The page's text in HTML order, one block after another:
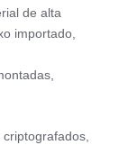
de alta
importado,